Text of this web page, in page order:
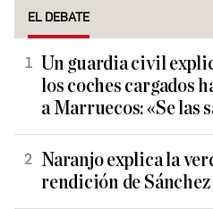
EL DEBATE
Un guardia civil
los coches cargados
a Marruecos: «Se las
Naranjo explica la
rendición de